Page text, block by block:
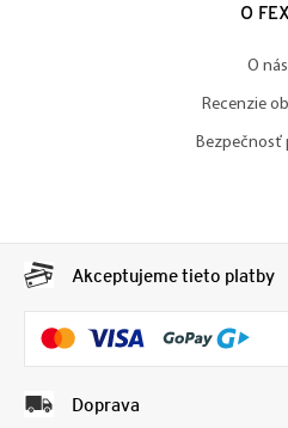
O
O nás
Recenzie
Bezpečnosť
Akceptujeme tieto platby
Doprava